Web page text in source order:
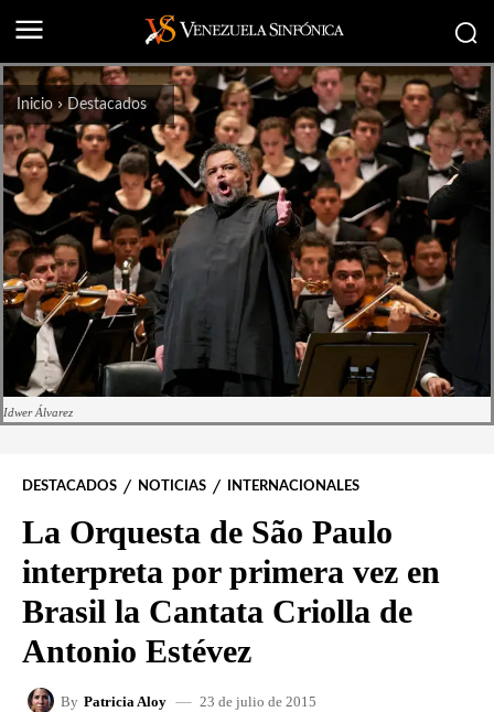
Inicio Destacados
Idwer Álvarez
DESTACADOS NOTICIAS INTERNACIONALES
La Orquesta de São Paulo
interpreta por primera vez en
Brasil la Cantata Criolla de
Antonio Estévez
By Patricia Aloy 23 de julio de 2015